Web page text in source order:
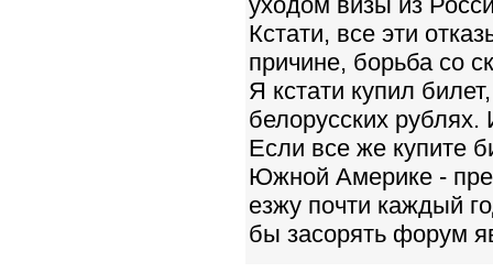
Кстати, все эти
причине, борьба со
Я кстати купил
белорусских
Если все же купите
Южной Америке -
езжу почти каждый
бы засорять форум